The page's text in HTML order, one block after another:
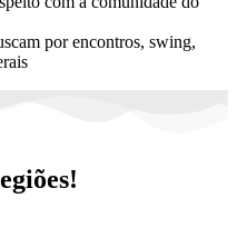
por encontros, swing,